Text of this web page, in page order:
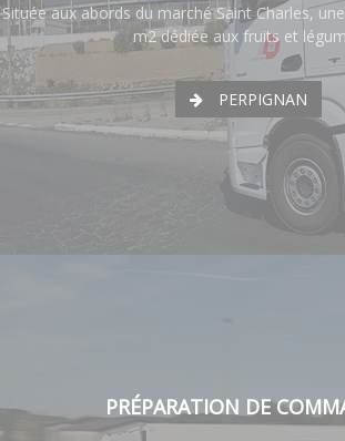
Située aux abords du marché Saint Charles,
m2 dédiée aux fruits et
PERPIGNAN
PRÉPARATION DE